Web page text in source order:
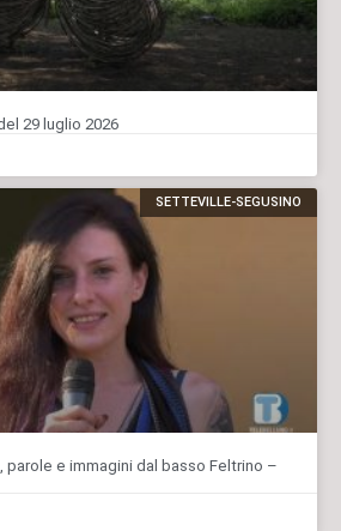
29 luglio 2026
SETTEVILLE-SEGUSINO
e immagini dal basso Feltrino –